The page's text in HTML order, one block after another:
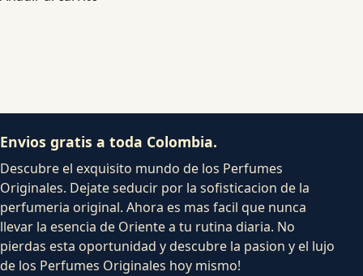
Envios gratis a toda Colombia.
Descubre el exquisito mundo de los Perfumes
Originales. Dejate seducir por la sofisticacion de la
perfumeria original. Ahora es mas facil que nunca
llevar la esencia de Oriente a tu rutina diaria. No
pierdas esta oportunidad y descubre la pasion y el lujo
de los Perfumes Originales hoy mismo!